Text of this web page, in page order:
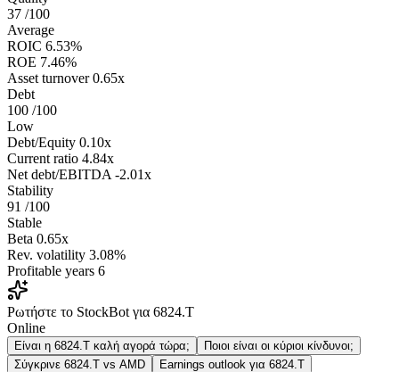
37 /100
Average
ROIC 6.53%
ROE 7.46%
Asset turnover 0.65x
Debt
100 /100
Low
Debt/Equity 0.10x
Current ratio 4.84x
Net debt/EBITDA -2.01x
Stability
91 /100
Stable
Beta 0.65x
Rev. volatility 3.08%
Profitable years 6
Ρωτήστε το StockBot για 6824.T
Online
Είναι η 6824.T καλή αγορά τώρα;
Ποιοι είναι οι κύριοι κίνδυνοι;
Σύγκρινε 6824.T vs AMD
Earnings outlook για 6824.T